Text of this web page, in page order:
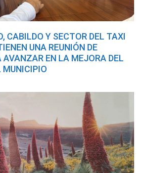
CABILDO Y SECTOR DEL TAXI
UNA REUNIÓN DE
EN LA MEJORA DEL
MUNICIPIO